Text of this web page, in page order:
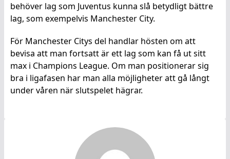
behöver lag som Juventus kunna slå betydligt bättre
lag, som exempelvis Manchester City.
För Manchester Citys del handlar hösten om att
bevisa att man fortsatt är ett lag som kan få ut sitt
max i Champions League. Om man positionerar sig
bra i ligafasen har man alla möjligheter att gå långt
under våren när slutspelet hägrar.